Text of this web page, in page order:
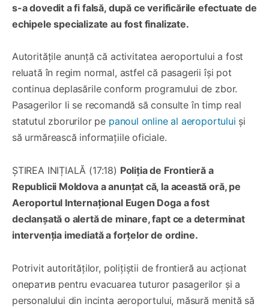
s-a dovedit a fi falsă, după ce verificările efectuate de
echipele specializate au fost finalizate.
Autoritățile anunță că activitatea aeroportului a fost
reluată în regim normal, astfel că pasagerii își pot
continua deplasările conform programului de zbor.
Pasagerilor li se recomandă să consulte în timp real
statutul zborurilor pe panoul online al aeroportului și
să urmărească informațiile oficiale.
ȘTIREA INIȚIALĂ (17:18) Poliția de Frontieră a
Republicii Moldova a anunțat că, la această oră, pe
Aeroportul Internațional Eugen Doga a fost
declanșată o alertă de minare, fapt ce a determinat
intervenția imediată a forțelor de ordine.
Potrivit autorităților, polițiștii de frontieră au acționat
оператив pentru evacuarea tuturor pasagerilor și a
personalului din incinta aeroportului, măsură menită să